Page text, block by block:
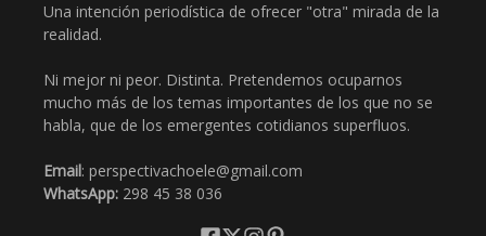
Una intención periodística de ofrecer "otra" mirada de la
realidad.
Ni mejor ni peor. Distinta. Pretendemos ocuparnos
mucho más de los temas importantes de los que no se
habla, que de los emergentes cotidianos superfluos.
Email: perspectivachoele@gmail.com
WhatsApp: 298 45 38 036